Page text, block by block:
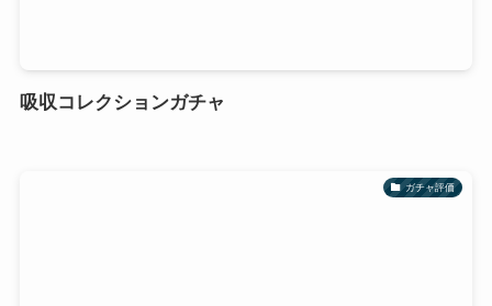
吸収コレクションガチャ
ガチャ評価